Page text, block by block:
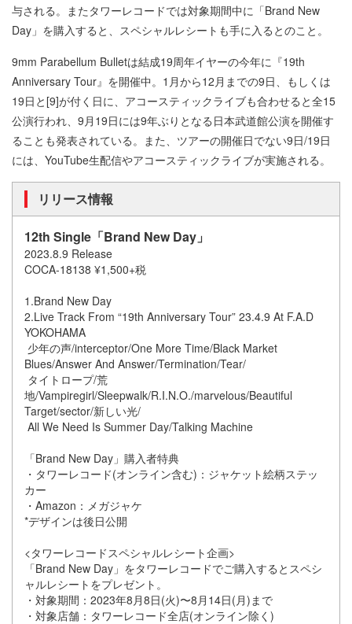
与される。またタワーレコードでは対象期間中に「Brand New
Day」を購入すると、スペシャルレシートも手に入るとのこと。
9mm Parabellum Bulletは結成19周年イヤーの今年に『19th
Anniversary Tour』を開催中。1月から12月までの9日、もしくは
19日と[9]が付く日に、アコースティックライブも合わせると全15
公演行われ、9月19日には9年ぶりとなる日本武道館公演を開催す
ることも発表されている。また、ツアーの開催日でない9日/19日
には、YouTube生配信やアコースティックライブが実施される。
リリース情報
12th Single「Brand New Day」
2023.8.9 Release
COCA-18138 ¥1,500+税
1.Brand New Day
2.Live Track From “19th Anniversary Tour” 23.4.9 At F.A.D
YOKOHAMA
少年の声/interceptor/One More Time/Black Market
Blues/Answer And Answer/Termination/Tear/
タイトロープ/荒
地/Vampiregirl/Sleepwalk/R.I.N.O./marvelous/Beautiful
Target/sector/新しい光/
All We Need Is Summer Day/Talking Machine
「Brand New Day」購入者特典
・タワーレコード(オンライン含む)：ジャケット絵柄ステッ
カー
・Amazon：メガジャケ
*デザインは後日公開
<タワーレコードスペシャルレシート企画>
「Brand New Day」をタワーレコードでご購入するとスペシ
ャルレシートをプレゼント。
・対象期間：2023年8月8日(火)〜8月14日(月)まで
・対象店舗：タワーレコード全店(オンライン除く)